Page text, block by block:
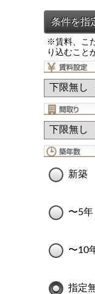
※賃料、こ
り込むこと
新築
〜5年
〜10
指定